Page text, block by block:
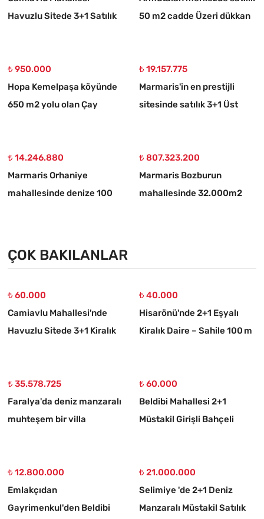
Havuzlu Sitede 3+1 Satılık
50 m2 cadde Üzeri dükkan
₺ 950.000
Hopa Kemelpaşa köyünde
650 m2 yolu olan Çay
₺ 19.157.775
Marmaris'in en prestijli
sitesinde satılık 3+1 Üst
₺ 14.246.880
Marmaris Orhaniye
mahallesinde denize 100
₺ 807.323.200
Marmaris Bozburun
mahallesinde 32.000m2
ÇOK BAKILANLAR
₺ 60.000
Camiavlu Mahallesi'nde
Havuzlu Sitede 3+1 Kiralık
₺ 40.000
Hisarönü'nde 2+1 Eşyalı
Kiralık Daire – Sahile 100 m
₺ 35.578.725
Faralya'da deniz manzaralı
muhteşem bir villa
₺ 60.000
Beldibi Mahallesi 2+1
Müstakil Girişli Bahçeli
₺ 12.800.000
Emlakçıdan
Gayrimenkul'den Beldibi
₺ 21.000.000
Selimiye 'de 2+1 Deniz
Manzaralı Müstakil Satılık